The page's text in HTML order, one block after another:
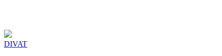
DIVAT